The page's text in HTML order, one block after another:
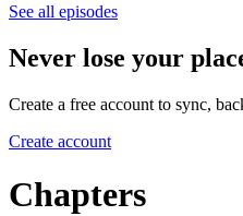
See all episodes
Never lose your
Create a free account to sync,
Create account
Chapters